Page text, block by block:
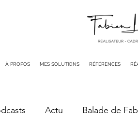
À PROPOS MES SOLUTIONS RÉFÉRENCES
Actu Balade de